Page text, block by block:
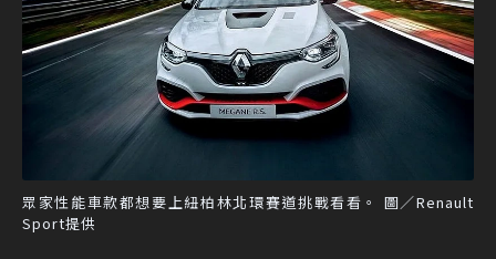
眾家性能車款都想要上紐柏林北環賽道挑戰看看。 圖／Renault
Sport提供